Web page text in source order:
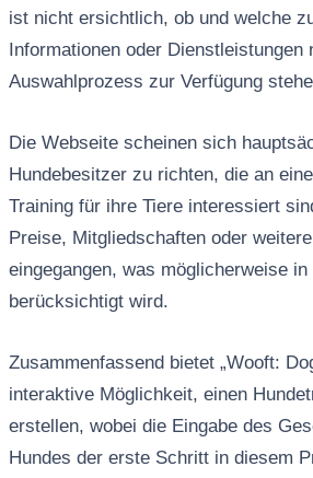
ist nicht ersichtlich, ob und welche
Informationen oder Dienstleistungen
Auswahlprozess zur Verfügung
Die Webseite scheinen sich
Hundebesitzer zu richten, die an
Training für ihre Tiere interessiert
Preise, Mitgliedschaften oder
eingegangen, was möglicherweise
berücksichtigt wird.
Zusammenfassend bietet „Wooft:
interaktive Möglichkeit, einen
erstellen, wobei die Eingabe des
Hundes der erste Schritt in diesem